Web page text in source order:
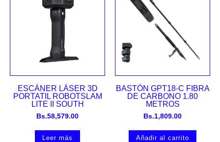
ESCÁNER LÁSER 3D
PORTATIL ROBOTSLAM
LITE II SOUTH
Bs.58,579.00
Leer más
BASTÓN GPT18-C FIBRA
DE CARBONO 1.80
METROS
Bs.1,809.00
Añadir al carrito